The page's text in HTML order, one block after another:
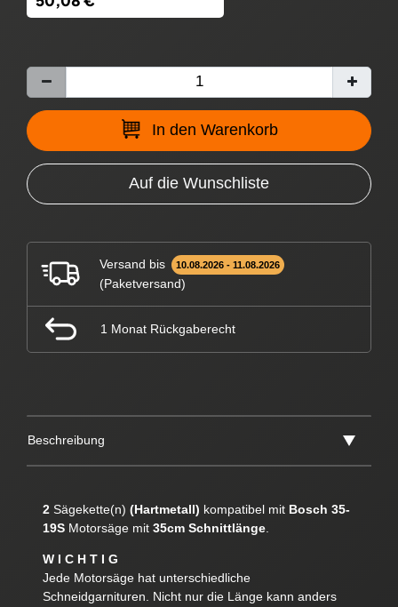
In den Warenkorb
Auf die Wunschliste
Versand bis 10.08.2026 - 11.08.2026
(Paketversand)
1 Monat Rückgaberecht
Beschreibung
2Sägekette(n) (Hartmetall) kompatibel mit Bosch 35-
19SMotorsäge mit 35cm Schnittlänge.
W I C H T I G
Jede Motorsäge hat unterschiedliche
Schneidgarnituren. Nicht nur die Länge kann anders